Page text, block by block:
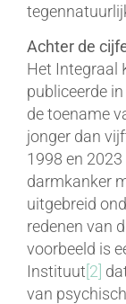
Achter de
Het Integraal
publiceerde
de toename
jonger dan
1998 en
darmkanker
uitgebreid
redenen van
voorbeeld is
Instituut [2]
van